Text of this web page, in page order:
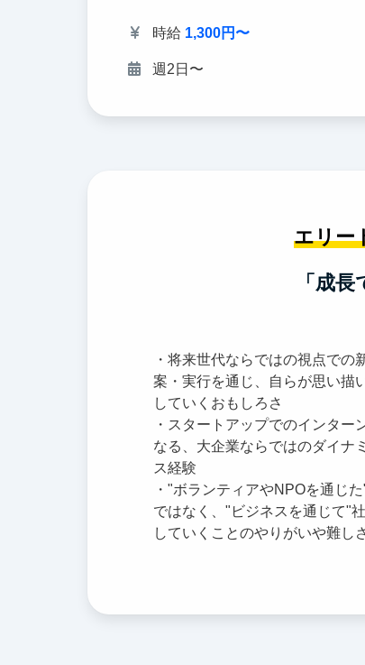
時給 1,300円〜
週2日〜
エリー
「成
・将来世代ならではの視点での
案・実行を通じ、自らが思い描
していくおもしろさ
・スタートアップでのインター
なる、大企業ならではのダイナ
ス経験
・"ボランティアやNPOを通じ
ではなく、"ビジネスを通じて"
していくことのやりがいや難し